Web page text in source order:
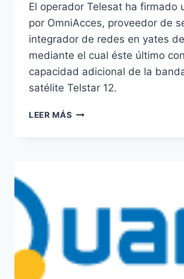
El operador Telesat ha firmado
por OmniAcces, proveedor de
integrador de redes en yates
mediante el cual éste último
capacidad adicional de la
satélite Telstar 12.
LEER MÁS OMNIACCESS
TELSTAR